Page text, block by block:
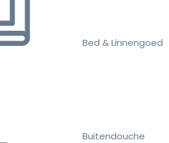
Bed & Linnengoed
Buitendouche